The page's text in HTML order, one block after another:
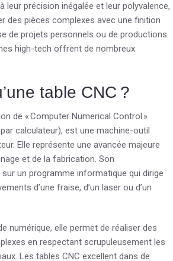
leur précision inégalée et leur polyvalence,
des pièces complexes avec une finition
de projets personnels ou de productions
high-tech offrent de nombreux
table CNC ?
de « Computer Numerical Control »
calculateur), est une machine-outil
Elle représente une avancée majeure
et de la fabrication. Son
un programme informatique qui dirige
d’une fraise, d’un laser ou d’un
numérique, elle permet de réaliser des
en respectant scrupuleusement les
Les tables CNC excellent dans de